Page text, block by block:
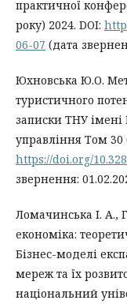
практичної
року) 2024. DOI:
06-07 (дата
Юхновська Ю.О.
туристичного
записки ТНУ імені
управління Том 30
https://doi.org/
звернення:
Ломачинська І. А.,
економіка:
Бізнес-моделі
мереж та їх
національний